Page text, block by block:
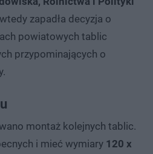
zapadła decyzja o
powiatowych tablic
przypominających o
montaż kolejnych tablic.
i mieć wymiary 120 x